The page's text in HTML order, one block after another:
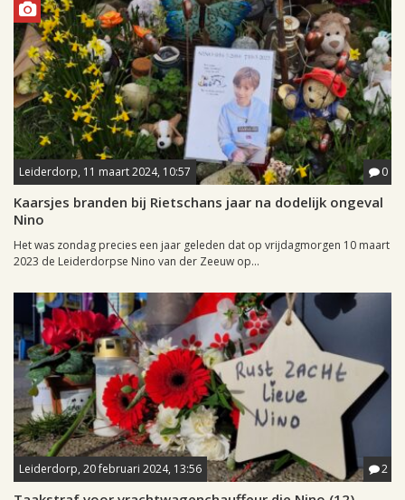
Leiderdorp, 11 maart 2024, 10:57 0
Kaarsjes branden bij Rietschans jaar na dodelijk ongeval
Nino
Het was zondag precies een jaar geleden dat op vrijdagmorgen 10 maart
2023 de Leiderdorpse Nino van der Zeeuw op...
Leiderdorp, 20 februari 2024, 13:56 2